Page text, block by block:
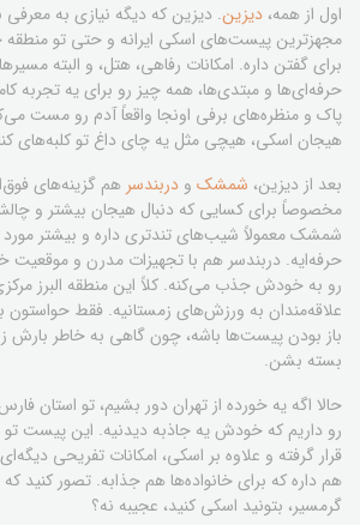
اول از همه، دیزین. دیزین که دیگه نیازی به معرفی
مجهزترین پیست‌های اسکی ایرانه و حتی تو منطقه
برای گفتن داره. امکانات رفاهی، هتل، و البته
حرفه‌ای‌ها و مبتدی‌ها، همه چیز رو برای یه تجربه
پاک و منظره‌های برفی اونجا واقعاً آدم رو مست
هیجان اسکی، هیچی مثل یه چای داغ تو کلبه‌های
بعد از دیزین، شمشک و دربندسر هم گزینه‌های
مخصوصاً برای کسایی که دنبال هیجان بیشتر و
شمشک معمولاً شیب‌های تندتری داره و بیشتر مورد
حرفه‌ایه. دربندسر هم با تجهیزات مدرن و
رو به خودش جذب می‌کنه. کلاً این منطقه البرز
علاقه‌مندان به ورزش‌های زمستانیه. فقط
باز بودن پیست‌ها باشه، چون گاهی به خاطر بارش
بسته بشن.
حالا اگه یه خورده از تهران دور بشیم، تو استان
رو داریم که خودش یه جاذبه دیدنیه. این پیست تو
قرار گرفته و علاوه بر اسکی، امکانات تفریحی
هم داره که برای خانواده‌ها هم جذابه. تصور کنید
گرمسیر، بتونید اسکی کنید، عجیبه نه؟